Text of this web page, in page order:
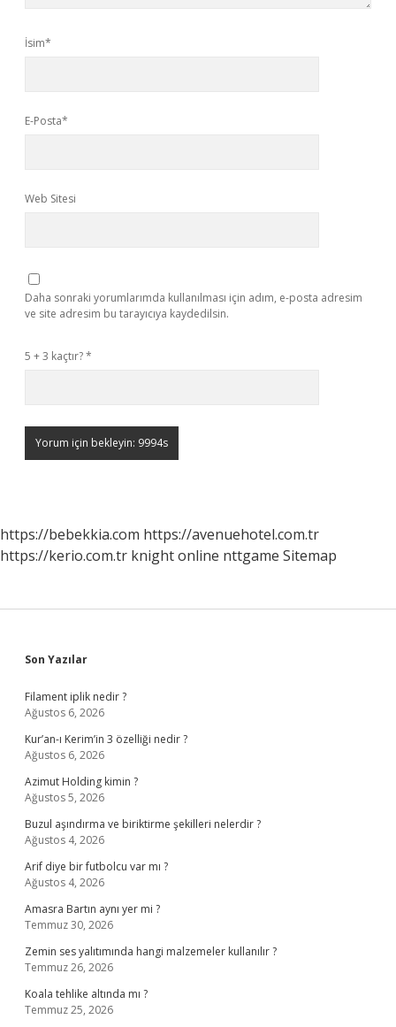
İsim*
E-Posta*
Web Sitesi
Daha sonraki yorumlarımda kullanılması için adım, e-posta adresim
ve site adresim bu tarayıcıya kaydedilsin.
5 + 3 kaçtır?*
https://bebekkia.com https://avenuehotel.com.tr
https://kerio.com.tr knight online nttgame Sitemap
Sidebar
Son Yazılar
Filament iplik nedir ?
Ağustos 6, 2026
Kur’an-ı Kerim’in 3 özelliği nedir ?
Ağustos 6, 2026
Azimut Holding kimin ?
Ağustos 5, 2026
Buzul aşındırma ve biriktirme şekilleri nelerdir ?
Ağustos 4, 2026
Arif diye bir futbolcu var mı ?
Ağustos 4, 2026
Amasra Bartın aynı yer mi ?
Temmuz 30, 2026
Zemin ses yalıtımında hangi malzemeler kullanılır ?
Temmuz 26, 2026
Koala tehlike altında mı ?
Temmuz 25, 2026